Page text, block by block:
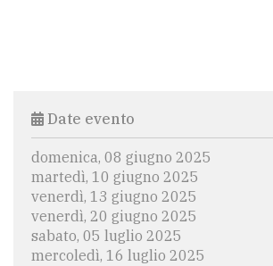
Date evento
domenica, 08 giugno 2025
martedì, 10 giugno 2025
venerdì, 13 giugno 2025
venerdì, 20 giugno 2025
sabato, 05 luglio 2025
mercoledì, 16 luglio 2025